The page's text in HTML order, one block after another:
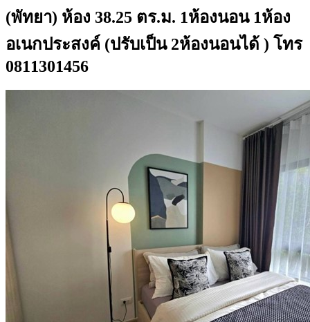
(พัทยา) ห้อง 38.25 ตร.ม. 1ห้องนอน 1ห้อง
อเนกประสงค์ (ปรับเป็น 2ห้องนอนได้ ) โทร
0811301456